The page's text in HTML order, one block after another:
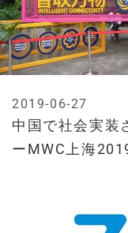
中国で社会実
ーMWC上海
2019-06-27